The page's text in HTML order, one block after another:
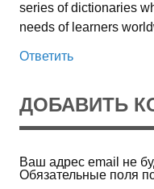
series of dictionaries
needs of learners
Ответить
ДОБАВИТЬ
Ваш адрес email не
Обязательные поля